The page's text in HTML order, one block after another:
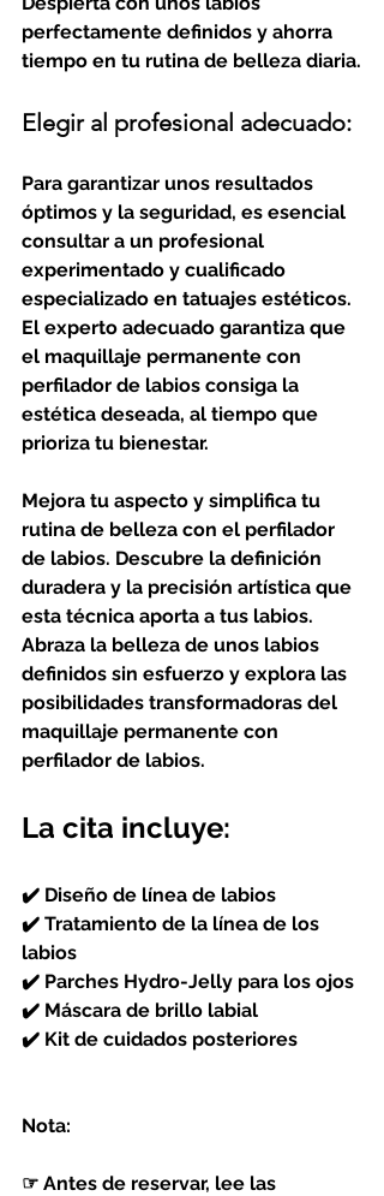
perfectamente definidos y ahorra
tiempo en tu rutina de belleza diaria.
Elegir al profesional adecuado:
Para garantizar unos resultados
óptimos y la seguridad, es esencial
consultar a un profesional
experimentado y cualificado
especializado en tatuajes estéticos.
El experto adecuado garantiza que
el maquillaje permanente con
perfilador de labios consiga la
estética deseada, al tiempo que
prioriza tu bienestar.
Mejora tu aspecto y simplifica tu
rutina de belleza con el perfilador
de labios. Descubre la definición
duradera y la precisión artística que
esta técnica aporta a tus labios.
Abraza la belleza de unos labios
definidos sin esfuerzo y explora las
posibilidades transformadoras del
maquillaje permanente con
perfilador de labios.
La cita incluye:
✔️ Diseño de línea de labios
✔️ Tratamiento de la línea de los
labios
✔️ Parches Hydro-Jelly para los ojos
✔️ Máscara de brillo labial
✔️ Kit de cuidados posteriores
Nota:
☞ Antes de reservar, lee las